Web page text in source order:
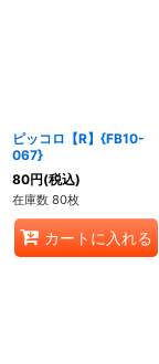
ピッコロ【R】{FB10-
067}
80円(税込)
在庫数 80枚
カートに入れる